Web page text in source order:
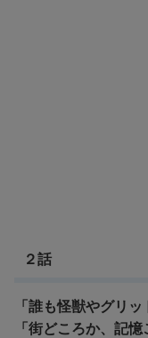
２話
「誰も怪獣やグリ
「街どころか、記